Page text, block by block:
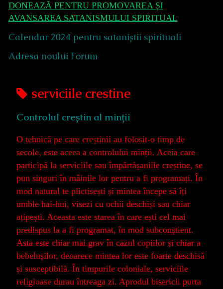
DONEAZĂ PENTRU PROMOVAREA ȘI
AVANSAREA SATANISMULUI SPIRITUAL
Calendar 2024 pentru sataniștii spirituali
Adresa noului Forum
Posts
tagged
serviciile crestine
Controlul creștin al minții
O tehnică pe care creștinii au folosit-o timp de
secole, este aceea a controlului minții. Aceia care
participă la serviciile sau împărtășaniile creștine, se
pun singuri în mâinile lor pentru a fi programați. În
mod natural te plictisești și mintea începe să îți
umble hai-hui, visezi cu ochii deschiși sau chiar
ațipești. Aceasta este starea în care ești cel mai
predispus la a fi programat, în mod subconștient.
Asta este chiar mai grav în cazul copiilor și chiar a
bebelușilor, deoarece mintea lor este foarte deschisă
și susceptibilă. În timpurile coloniale, serviciile
religioase durau întreaga zi. Aprodul bisericii purta